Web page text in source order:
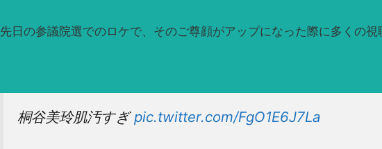
先日の参議院選でのロケで、そのご尊顔がアップになった際に多くの視
桐谷美玲肌汚すぎpic.twitter.com/FgO1E6J7La